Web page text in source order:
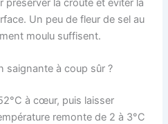
Un peu de fleur de sel au
moulu suffisent.
saignante à coup sûr ?
à cœur, puis laisser
remonte de 2 à 3°C